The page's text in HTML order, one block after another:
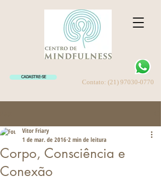
CADASTRE-SE
Contato: (21) 97030-0770
Corpo, Consciência e
Conexão
Vitor Friary
1 de mar. de 2016 2 min de leitura